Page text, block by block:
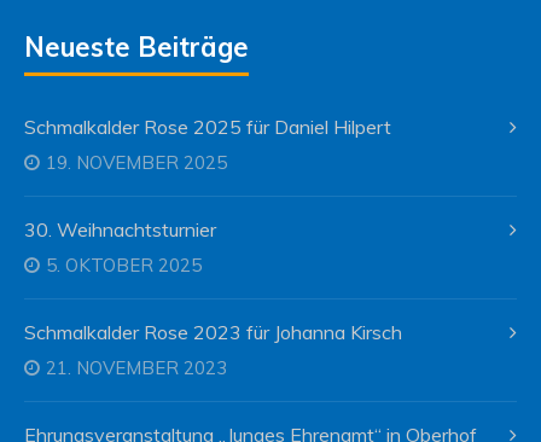
Neueste Beiträge
Schmalkalder Rose 2025 für Daniel Hilpert
19. NOVEMBER 2025
30. Weihnachtsturnier
5. OKTOBER 2025
Schmalkalder Rose 2023 für Johanna Kirsch
21. NOVEMBER 2023
Ehrungsveranstaltung „Junges Ehrenamt“ in Oberhof